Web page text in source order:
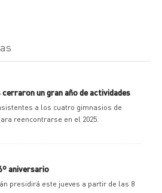
un gran año de actividades
a los cuatro gimnasios de
reencontrarse en el 2025.
aniversario
presidirá este jueves a partir de las 8